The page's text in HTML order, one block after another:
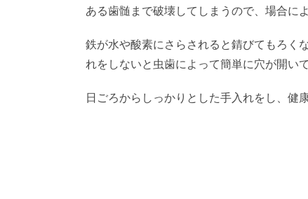
ある歯髄まで破壊してしまうので、場合に
鉄が水や酸素にさらされると錆びてもろく
れをしないと虫歯によって簡単に穴が開い
日ごろからしっかりとした手入れをし、健